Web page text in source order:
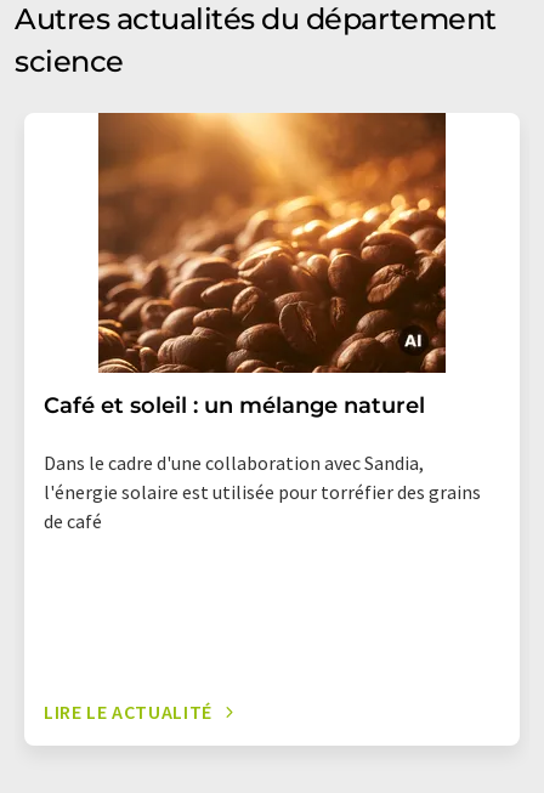
Autres actualités du département
science
Café et soleil : un mélange naturel
Dans le cadre d'une collaboration avec Sandia,
l'énergie solaire est utilisée pour torréfier des grains
de café
LIRE LE ACTUALITÉ